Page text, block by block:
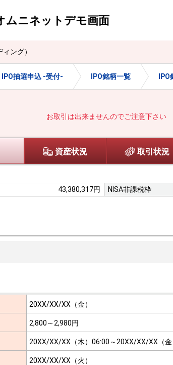
ムニネット デモ画面
ング）
IPO抽選申込 -受付- IPO銘柄一覧 IPO
お取引は出来ませんのでご注意下さい
資産状況 取引状況
43,380,317円 NISA非課税枠
20XX/XX/XX（金）
2,800～2,980円
20XX/XX/XX（木）06:00～ 20XX/XX/XX（
20XX/XX/XX（火）